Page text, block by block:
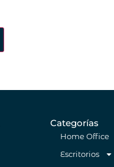
Categorías
Home Office
Escritorios